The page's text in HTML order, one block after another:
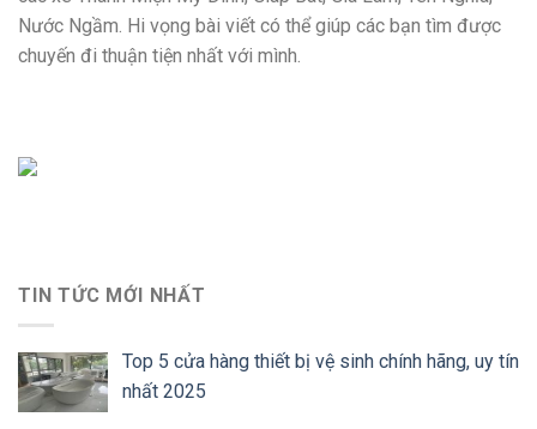
Nước Ngầm. Hi vọng bài viết có thể giúp các bạn tìm được
chuyến đi thuận tiện nhất với mình.
TIN TỨC MỚI NHẤT
Top 5 cửa hàng thiết bị vệ sinh chính hãng, uy tín
nhất 2025